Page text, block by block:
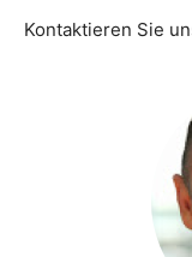
Kontaktieren Sie